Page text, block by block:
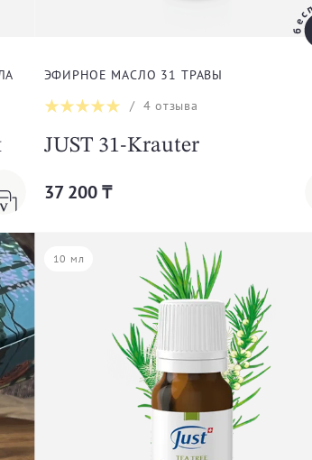
ЭФИРНОЕ МАСЛО 31 ТРАВЫ
/ 4 отзыва
JUST 31-Krauter
37 200 ₸
10 мл